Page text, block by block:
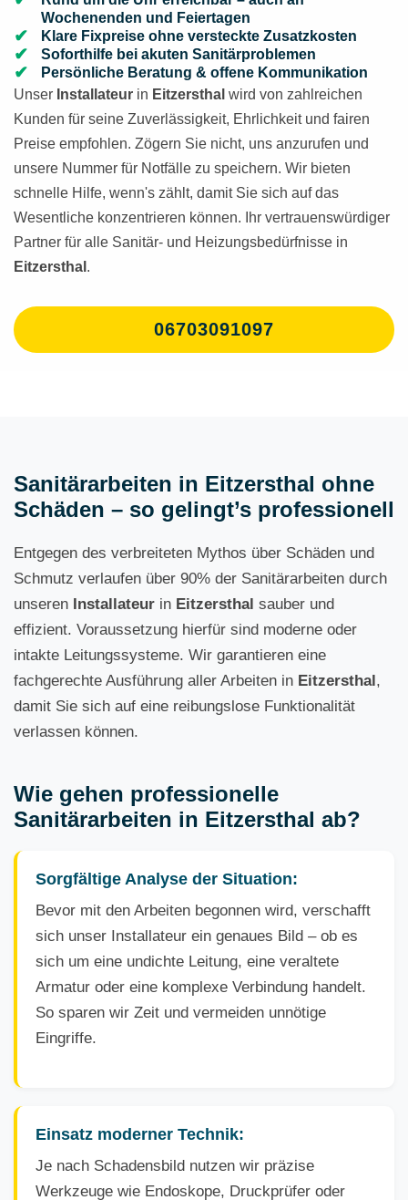
Wochenenden und Feiertagen
Klare Fixpreise ohne versteckte Zusatzkosten
Soforthilfe bei akuten Sanitärproblemen
Persönliche Beratung & offene Kommunikation
Unser Installateur in Eitzersthal wird von zahlreichen
Kunden für seine Zuverlässigkeit, Ehrlichkeit und fairen
Preise empfohlen. Zögern Sie nicht, uns anzurufen und
unsere Nummer für Notfälle zu speichern. Wir bieten
schnelle Hilfe, wenn's zählt, damit Sie sich auf das
Wesentliche konzentrieren können. Ihr vertrauenswürdiger
Partner für alle Sanitär- und Heizungsbedürfnisse in
Eitzersthal .
06703091097
Sanitärarbeiten in Eitzersthal ohne
Schäden – so gelingt’s professionell
Entgegen des verbreiteten Mythos über Schäden und
Schmutz verlaufen über 90% der Sanitärarbeiten durch
unseren Installateur in Eitzersthal sauber und
effizient. Voraussetzung hierfür sind moderne oder
intakte Leitungssysteme. Wir garantieren eine
fachgerechte Ausführung aller Arbeiten in Eitzersthal,
damit Sie sich auf eine reibungslose Funktionalität
verlassen können.
Wie gehen professionelle
Sanitärarbeiten in Eitzersthal ab?
Sorgfältige Analyse der Situation:
Bevor mit den Arbeiten begonnen wird, verschafft
sich unser Installateur ein genaues Bild – ob es
sich um eine undichte Leitung, eine veraltete
Armatur oder eine komplexe Verbindung handelt.
So sparen wir Zeit und vermeiden unnötige
Eingriffe.
Einsatz moderner Technik:
Je nach Schadensbild nutzen wir präzise
Werkzeuge wie Endoskope, Druckprüfer oder